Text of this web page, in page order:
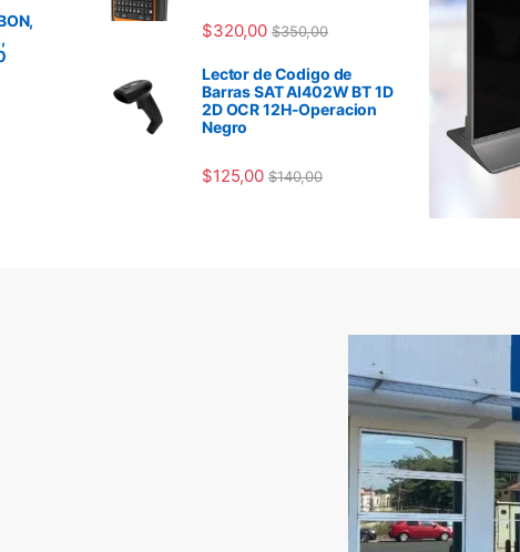
$320,00 $350,00
Lector de Codigo de
Barras SAT AI402W BT 1D
2D OCR 12H-Operacion
Negro
$125,00 $140,00